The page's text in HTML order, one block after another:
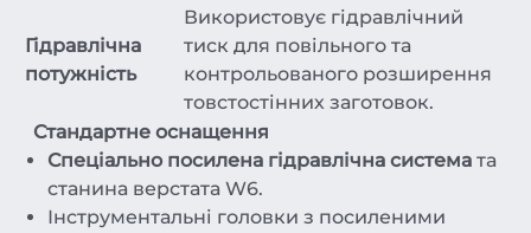
Гідравлічна
потужність
Використовує гідравлічний
тиск для повільного та
контрольованого розширення
товстостінних заготовок.
Стандартне оснащення
Спеціально посилена гідравлічна система та
станина верстата W6.
Інструментальні головки з посиленими